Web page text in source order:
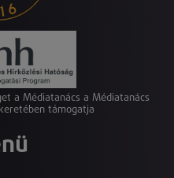
a Médiatanács a Médiatanács
támogatja